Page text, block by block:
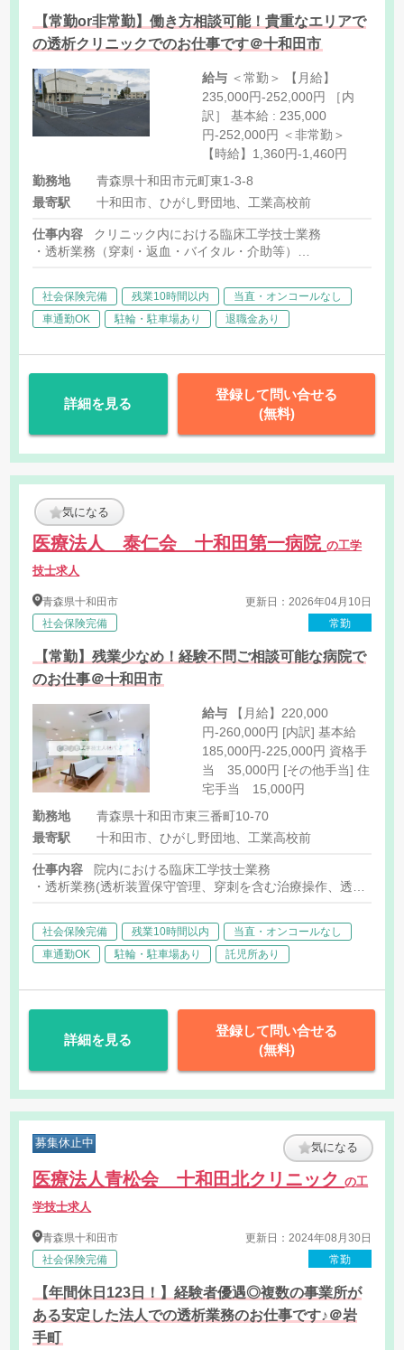
【常勤or非常勤】働き方相談可能！貴重なエリアで
の透析クリニックでのお仕事です＠十和田市
給与
235,000円-252,000円 ［内
訳］ 基本給 : 235,000
円-252,000円 ＜非常勤＞
【時給】1,360円-1,460円
勤務地
青森県十和田市元町東1-3-8
最寄駅
十和田市、ひがし野団地、工業高校前
仕事内容
クリニック内における臨床工学技士業務
・透析業務（穿刺・返血・バイタル・介助等）
社会保険完備 残業10時間以内
当直・オンコールなし
車通勤OK
駐輪・駐車場あり 退職金あり
詳細を見る
登録して問い合せる
(無料)
気になる
医療法人 泰仁会 十和田第一病院の工学
技士求人
青森県十和田市
社会保険完備
更新日：2026年04月10日
常勤
【常勤】残業少なめ！経験不問ご相談可能な病院で
のお仕事＠十和田市
給与
円-260,000円 [内訳] 基本給
185,000円-225,000円 資格手
当 35,000円 [その他手当] 住
宅手当 15,000円
勤務地
青森県十和田市東三番町10-70
最寄駅
十和田市、ひがし野団地、工業高校前
仕事内容
院内における臨床工学技士業務
・透析業務(透析装置保守管理、穿刺を含む治療操作、透析シス
・医療ガス設備の管理、滅菌器の運用管理など
社会保険完備 残業10時間以内
当直・オンコールなし
車通勤OK
駐輪・駐車場あり 託児所あり
詳細を見る
登録して問い合せる
(無料)
募集休止中 気になる
医療法人青松会 十和田北クリニックの工
学技士求人
青森県十和田市
社会保険完備
更新日：2024年08月30日
常勤
【年間休日123日！】経験者優遇◎複数の事業所が
ある安定した法人での透析業務のお仕事です♪＠岩
手町